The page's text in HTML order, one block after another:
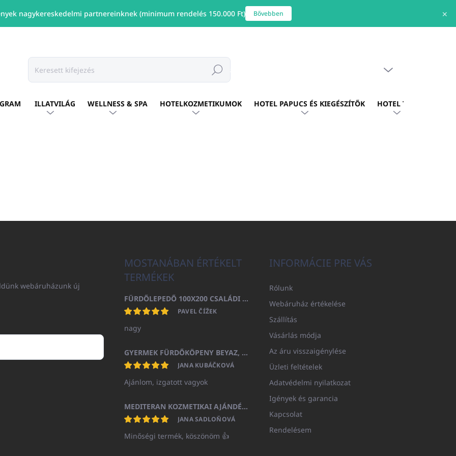
nagykereskedelmi partnereinknek (minimum rendelés 150.000 Ft) Bővebben
✕
Keresés
ILLATVILÁG WELLNESS & SPA HOTELKOZMETIKUMOK HOTEL PAPUCS ÉS KIEGÉSZÍTŐK HOTEL TEXTIL
webáruházunk új
MOSTANÁBAN ÉRTÉKELT
TERMÉKEK
FÜRDŐLEPEDŐ 100X200 CSALÁDI - TENGERÉSZKÉK (480GR)
PAVEL ČÍŽEK
nagy
GYERMEK FÜRDŐKÖPENY BEYAZ, FROTE FEHÉR KAPUCNIVAL (400GR)
JANA KUBÁČKOVÁ
Ajánlom, izgatott vagyok
MEDITERAN KOZMETIKAI AJÁNDÉKKÉSZLET
JANA SADLOŇOVÁ
Minőségi termék, köszönöm 👍
INFORMÁCIE PRE VÁS
Rólunk
Webáruház értékelése
Szállítás
Vásárlás módja
Az áru visszaigénylése
Üzleti feltételek
Adatvédelmi nyilatkozat
Igények és garancia
Kapcsolat
Rendelésem